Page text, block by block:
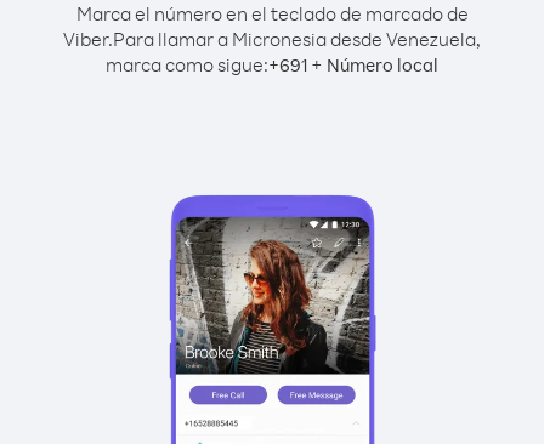
Marca el número en el teclado de marcado de
Viber.Para llamar a Micronesia desde Venezuela,
marca como sigue:+691 + Número local